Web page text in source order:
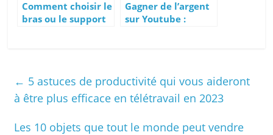
Comment choisir le
bras ou le support
Gagner de l’argent
sur Youtube :
Revenus
Publicitaires
← 5 astuces de productivité qui vous aideront
à être plus efficace en télétravail en 2023
Les 10 objets que tout le monde peut vendre